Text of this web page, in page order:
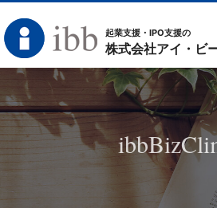
起業支援・IPO支援の
株式会社アイ・ビ